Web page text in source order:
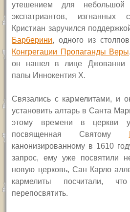
утешением для небольшой
экспатриантов,
Кристиан заручился
Барберини, одного из
Конгрегации Пропаганды Веры
он нашел в лице Джованни
папы ИннокентияX.
Связались с кармелитами, и
установить алтарь в Санта
этому времени в церкви
посвященная Святому
канонизированному в 1610
запрос, ему уже посвятили
новую церковь, Сан Карло
кармелиты посчитали,
перепосвятить.